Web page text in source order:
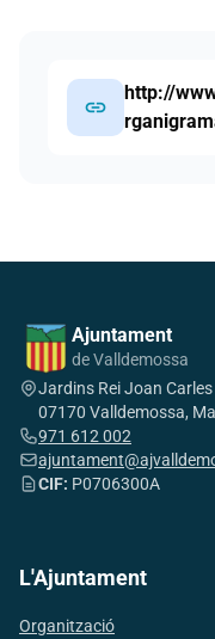
link
http://
Ajuntament
de Valldemossa
Jardins Rei Joan Carles
07170 Valldemossa,
971 612 002
CIF: P0706300A
L'Ajuntament
Organització